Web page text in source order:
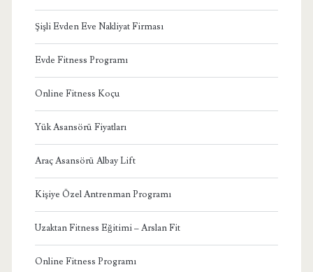
Şişli Evden Eve Nakliyat Firması
Evde Fitness Programı
Online Fitness Koçu
Yük Asansörü Fiyatları
Araç Asansörü Albay Lift
Kişiye Özel Antrenman Programı
Uzaktan Fitness Eğitimi – Arslan Fit
Online Fitness Programı